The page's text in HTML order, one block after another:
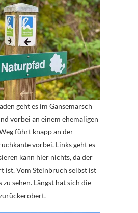
geht es im Gänsemarsch
vorbei an einem ehemaligen
führt knapp an der
vorbei. Links geht es
kann hier nichts, da der
ist. Vom Steinbruch selbst ist
zu sehen. Längst hat sich die